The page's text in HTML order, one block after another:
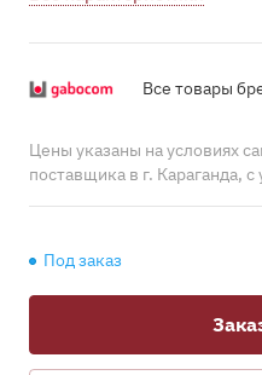
Все товары
Цены указаны на условиях
поставщика в г. Караганда,
Под заказ